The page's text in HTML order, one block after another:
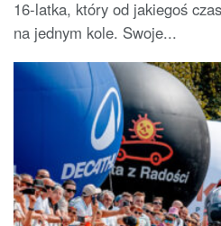
16-latka, który od jakiegoś
na jednym kole. Swoje...